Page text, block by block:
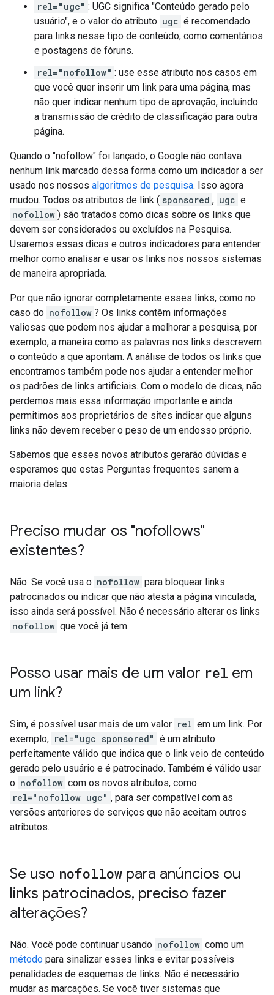
rel="ugc" : UGC significa "Conteúdo gerado pelo
usuário", e o valor do atributo ugc é recomendado
para links nesse tipo de conteúdo, como comentários
e postagens de fóruns.
rel="nofollow" : use esse atributo nos casos em
que você quer inserir um link para uma página, mas
não quer indicar nenhum tipo de aprovação, incluindo
a transmissão de crédito de classificação para outra
página.
Quando o "nofollow" foi lançado, o Google não contava
nenhum link marcado dessa forma como um indicador a ser
usado nos nossos algoritmos de pesquisa. Isso agora
mudou. Todos os atributos de link ( sponsored , ugc e
nofollow ) são tratados como dicas sobre os links que
devem ser considerados ou excluídos na Pesquisa.
Usaremos essas dicas e outros indicadores para entender
melhor como analisar e usar os links nos nossos sistemas
de maneira apropriada.
Por que não ignorar completamente esses links, como no
caso do nofollow ? Os links contêm informações
valiosas que podem nos ajudar a melhorar a pesquisa, por
exemplo, a maneira como as palavras nos links descrevem
o conteúdo a que apontam. A análise de todos os links que
encontramos também pode nos ajudar a entender melhor
os padrões de links artificiais. Com o modelo de dicas, não
perdemos mais essa informação importante e ainda
permitimos aos proprietários de sites indicar que alguns
links não devem receber o peso de um endosso próprio.
Sabemos que esses novos atributos gerarão dúvidas e
esperamos que estas Perguntas frequentes sanem a
maioria delas.
Preciso mudar os "nofollows"
existentes?
Não. Se você usa o nofollow para bloquear links
patrocinados ou indicar que não atesta a página vinculada,
isso ainda será possível. Não é necessário alterar os links
nofollow que você já tem.
Posso usar mais de um valor rel em
um link?
Sim, é possível usar mais de um valor rel em um link. Por
exemplo, rel="ugc sponsored" é um atributo
perfeitamente válido que indica que o link veio de conteúdo
gerado pelo usuário e é patrocinado. Também é válido usar
o nofollow com os novos atributos, como
rel="nofollow ugc" , para ser compatível com as
versões anteriores de serviços que não aceitam outros
atributos.
Se uso nofollow para anúncios ou
links patrocinados, preciso fazer
alterações?
Não. Você pode continuar usando nofollow como um
método para sinalizar esses links e evitar possíveis
penalidades de esquemas de links. Não é necessário
mudar as marcações. Se você tiver sistemas que